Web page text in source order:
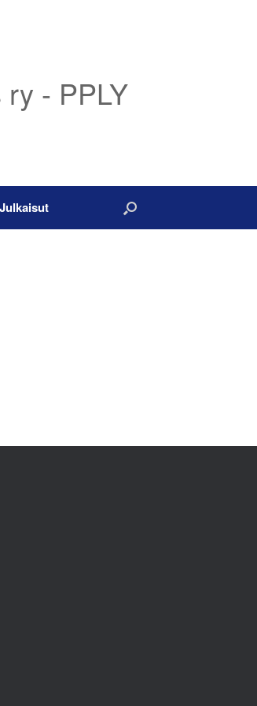
- PPLY
Julkaisut